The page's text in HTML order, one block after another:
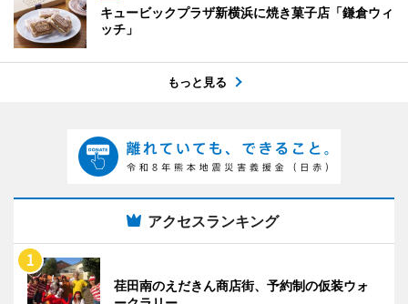
キュービックプラザ新横浜に焼き菓子店「鎌倉ウィ
ッチ」
もっと見る
アクセスランキング
荏田南のえだきん商店街、予約制の仮装ウォ